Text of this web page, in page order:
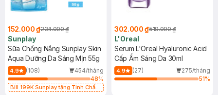
152.000 ₫234.000 ₫
Sunplay
Sữa Chống Nắng Sunplay Skin
Aqua Dưỡng Da Sáng Mịn 55g
4.9 (108)
454/tháng
48%
Bill 199K Sunplay tặng Tinh Chất
302.000 ₫519.000 ₫
L'Oreal
Serum L'Oreal Hyaluronic Acid
Cấp Ẩm Sáng Da 30ml
4.9 (27)
275/tháng
51%